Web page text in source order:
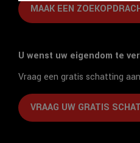
MAAK EEN
U wenst uw eigendom te
Vraag een gratis schatting
VRAAG UW GRATIS